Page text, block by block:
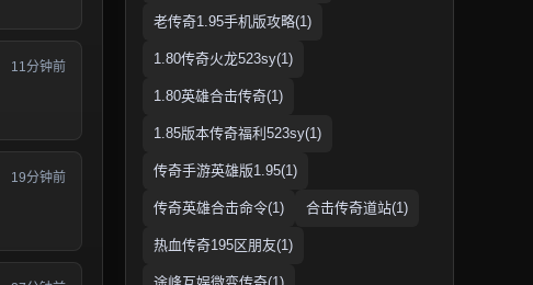
11分钟前
19分钟前
老传奇1.95手机版攻略(1)
1.80传奇火龙523sy(1)
1.80英雄合击传奇(1)
1.85版本传奇福利523sy(1)
传奇手游英雄版1.95(1)
传奇英雄合击命令(1) 合击传奇道站(1)
热血传奇195区朋友(1)